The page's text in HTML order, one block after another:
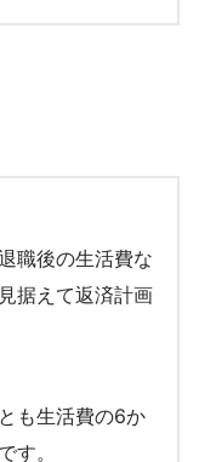
職後の生活費な
据えて返済計画
も生活費の6か
す。